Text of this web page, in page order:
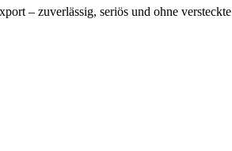
– zuverlässig, seriös und ohne